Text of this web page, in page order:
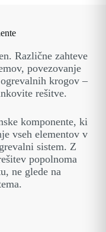
Različne zahteve
povezovanje
krogov –
rešitve.
komponente, ki
vseh elementov v
sistem. Z
popolnoma
ne glede na